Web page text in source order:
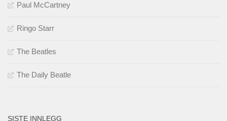
Paul McCartney
Ringo Starr
The Beatles
The Daily Beatle
SISTE INNLEGG